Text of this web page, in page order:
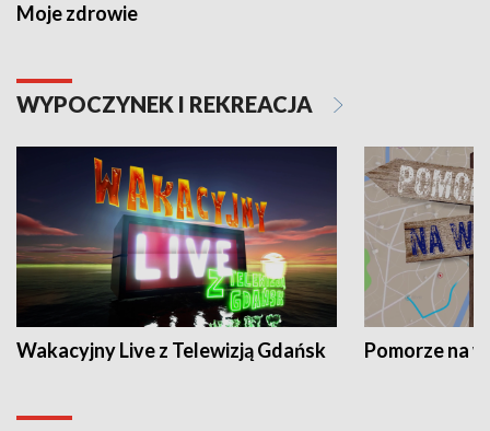
Moje zdrowie
WYPOCZYNEK I REKREACJA
Wakacyjny Live z Telewizją Gdańsk Pomorze na